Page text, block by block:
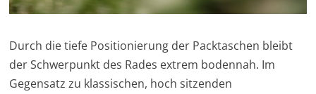
Durch die tiefe Positionierung der Packtaschen bleibt
der Schwerpunkt des Rades extrem bodennah. Im
Gegensatz zu klassischen, hoch sitzenden